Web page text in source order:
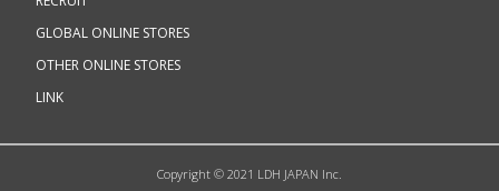
GLOBAL ONLINE STORES
OTHER ONLINE STORES
LINK
Copyright © 2021 LDH JAPAN Inc.